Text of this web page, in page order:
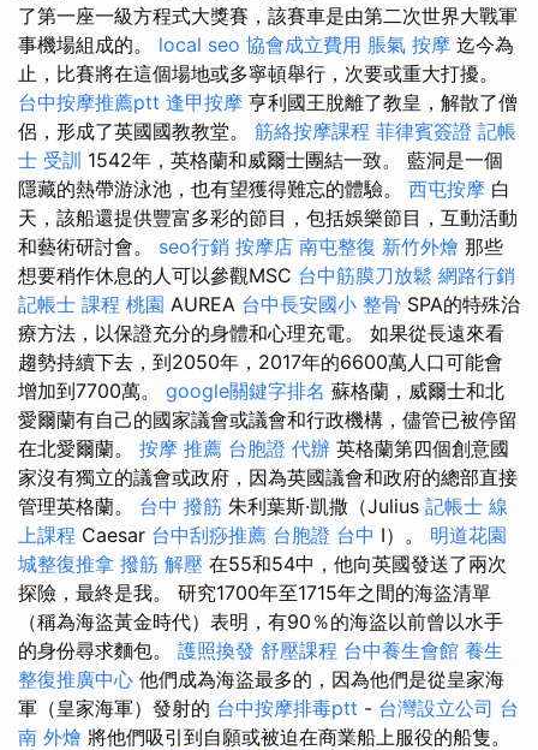
了第一座一級方程式大獎賽，該賽車是由第二次世界大戰軍
事機場組成的。 local seo 協會成立費用 脹氣 按摩 迄今為
止，比賽將在這個場地或多寧頓舉行，次要或重大打擾。
台中按摩推薦ptt 逢甲按摩 亨利國王脫離了教皇，解散了僧
侶，形成了英國國教教堂。 筋絡按摩課程 菲律賓簽證 記帳
士 受訓 1542年，英格蘭和威爾士團結一致。 藍洞是一個
隱藏的熱帶游泳池，也有望獲得難忘的體驗。 西屯按摩 白
天，該船還提供豐富多彩的節目，包括娛樂節目，互動活動
和藝術研討會。 seo行銷 按摩店 南屯整復 新竹外燴 那些
想要稍作休息的人可以參觀MSC 台中筋膜刀放鬆 網路行銷
記帳士 課程 桃園 AUREA 台中長安國小 整骨 SPA的特殊治
療方法，以保證充分的身體和心理充電。 如果從長遠來看
趨勢持續下去，到2050年，2017年的6600萬人口可能會
增加到7700萬。 google關鍵字排名 蘇格蘭，威爾士和北
愛爾蘭有自己的國家議會或議會和行政機構，儘管已被停留
在北愛爾蘭。 按摩 推薦 台胞證 代辦 英格蘭第四個創意國
家沒有獨立的議會或政府，因為英國議會和政府的總部直接
管理英格蘭。 台中 撥筋 朱利葉斯·凱撒（Julius 記帳士 線
上課程 Caesar 台中刮痧推薦 台胞證 台中 I）。 明道花園
城整復推拿 撥筋 解壓 在55和54中，他向英國發送了兩次
探險，最終是我。 研究1700年至1715年之間的海盜清單
（稱為海盜黃金時代）表明，有90％的海盜以前曾以水手
的身份尋求麵包。 護照換發 舒壓課程 台中養生會館 養生
整復推廣中心 他們成為海盜最多的，因為他們是從皇家海
軍（皇家海軍）發射的 台中按摩排毒ptt - 台灣設立公司 台
南 外燴 將他們吸引到自願或被迫在商業船上服役的船隻。